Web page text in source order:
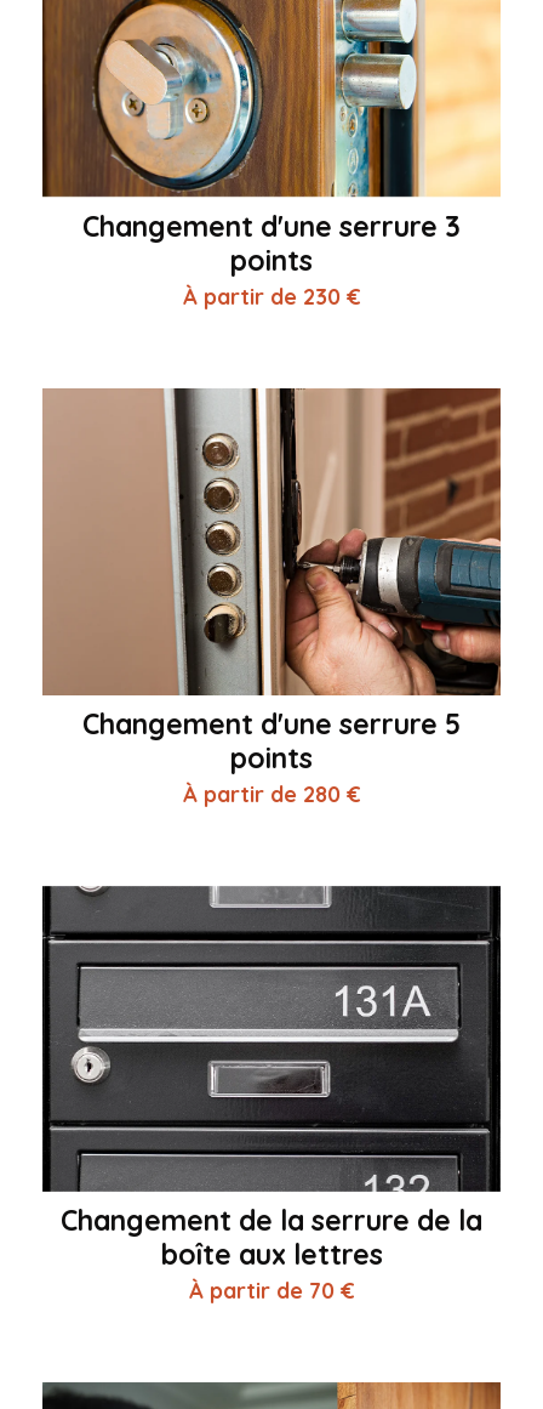
Changement d'une serrure 3
points
À partir de 230 €
Changement d'une serrure 5
points
À partir de 280 €
Changement de la serrure de la
boîte aux lettres
À partir de 70 €